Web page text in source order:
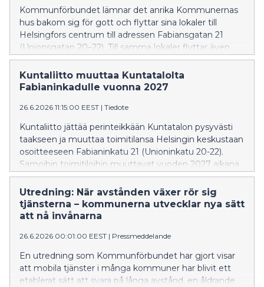
Kommunförbundet lämnar det anrika Kommunernas
hus bakom sig för gott och flyttar sina lokaler till
Helsingfors centrum till adressen Fabiansgatan 21
(Unionsgatan 20–22). Till samma lokaler flyttar även
KL-Kustannus Oy och
FCG Koulutus ja konsultointi under 2027.
Kuntaliitto muuttaa Kuntatalolta
Fabianinkadulle vuonna 2027
26.6.2026 11:15:00 EEST | Tiedote
Kuntaliitto jättää perinteikkään Kuntatalon pysyvästi
taakseen ja muuttaa toimitilansa Helsingin keskustaan
osoitteeseen Fabianinkatu 21 (Unioninkatu 20-22).
Samoihin toimitiloihin muuttavat vuoden 2027 aikana
myös KL-Kustannus sekä FCG:n Koulutus ja
konsultointi -liiketoiminnat.
Utredning: När avstånden växer rör sig
tjänsterna – kommunerna utvecklar nya sätt
att nå invånarna
26.6.2026 00:01:00 EEST | Pressmeddelande
En utredning som Kommunförbundet har gjort visar
att mobila tjänster i många kommuner har blivit ett
etablerat sätt att svara på långa avstånd, en åldrande